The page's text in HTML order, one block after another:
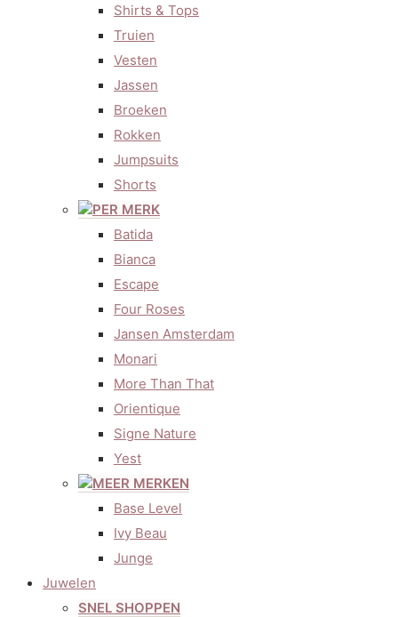
Shirts & Tops
Truien
Vesten
Jassen
Broeken
Rokken
Jumpsuits
Shorts
PER MERK
Batida
Bianca
Escape
Four Roses
Jansen Amsterdam
Monari
More Than That
Orientique
Signe Nature
Yest
MEER MERKEN
Base Level
Ivy Beau
Junge
Juwelen
SNEL SHOPPEN